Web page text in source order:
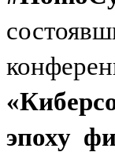
эпоху